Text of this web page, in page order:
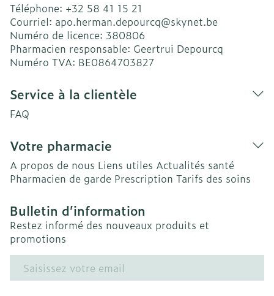
Téléphone: +32 58 41 15 21
Courriel: apo.herman.depourcq@skynet.be
Numéro de licence: 380806
Pharmacien responsable: Geertrui Depourcq
Numéro TVA: BE0864703827
Service à la clientèle
FAQ
Votre pharmacie
A propos de nous Liens utiles Actualités santé
Pharmacien de garde Prescription Tarifs des soins
Bulletin d’information
Restez informé des nouveaux produits et
promotions
Adresse mail